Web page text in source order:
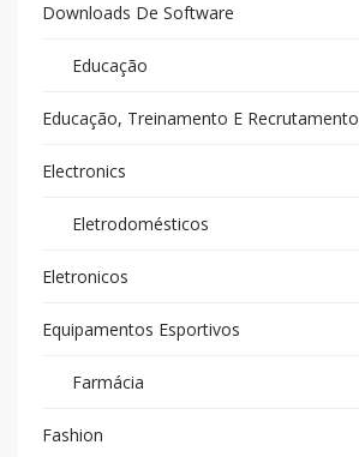
Downloads De Software
Educação
Educação, Treinamento E Recrutamento
Electronics
Eletrodomésticos
Eletronicos
Equipamentos Esportivos
Farmácia
Fashion